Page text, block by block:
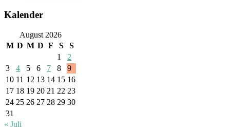
Kalender
August 2026
M D M D F S
S
1
2
3
4 5 6 7 8
9
10 11 12 13 14 15 16
17 18 19 20 21 22 23
24 25 26 27 28 29 30
31
« Juli